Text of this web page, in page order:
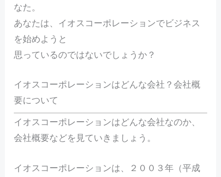
なた。
あなたは、イオスコーポレーションでビジネス
を始めようと
思っているのではないでしょうか？
イオスコーポレーションはどんな会社？会社概
要について
イオスコーポレーションはどんな会社なのか、
会社概要などを見ていきましょう。
イオスコーポレーションは、２００３年（平成